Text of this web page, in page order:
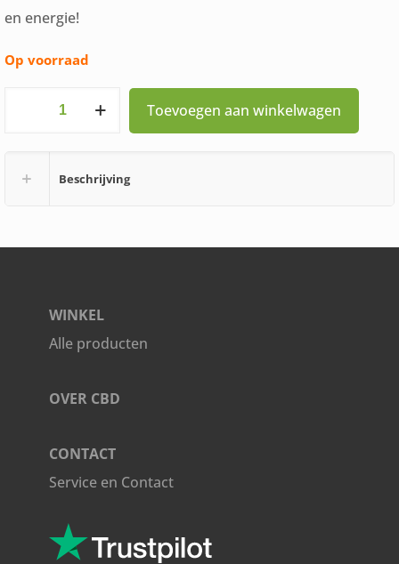
en energie!
Op voorraad
Mushrooms
stuks
Toevoegen aan winkelwagen
Beschrijving
WINKEL
Alle producten
OVER CBD
CONTACT
Service en Contact